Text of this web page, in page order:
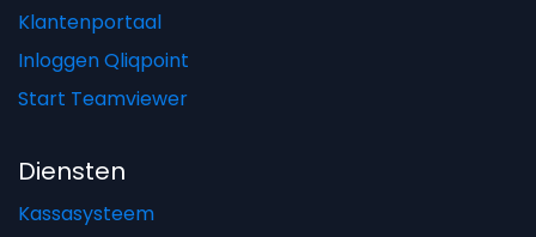
Klantenportaal
Inloggen Qliqpoint
Start Teamviewer
Diensten
Kassasysteem